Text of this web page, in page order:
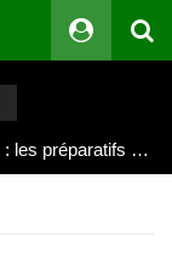
Joy Clerf Derisier, sur les traces de son père : évangéliser par la musique